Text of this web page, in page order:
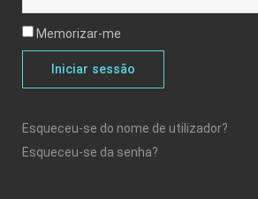
Memorizar-me
Iniciar sessão
Esqueceu-se do nome de utilizador?
Esqueceu-se da senha?